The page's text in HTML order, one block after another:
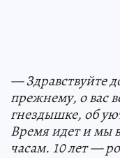
— Здравствуйте
прежнему, о вас
гнездышке, об
Время идет и мы
часам. 10 лет —